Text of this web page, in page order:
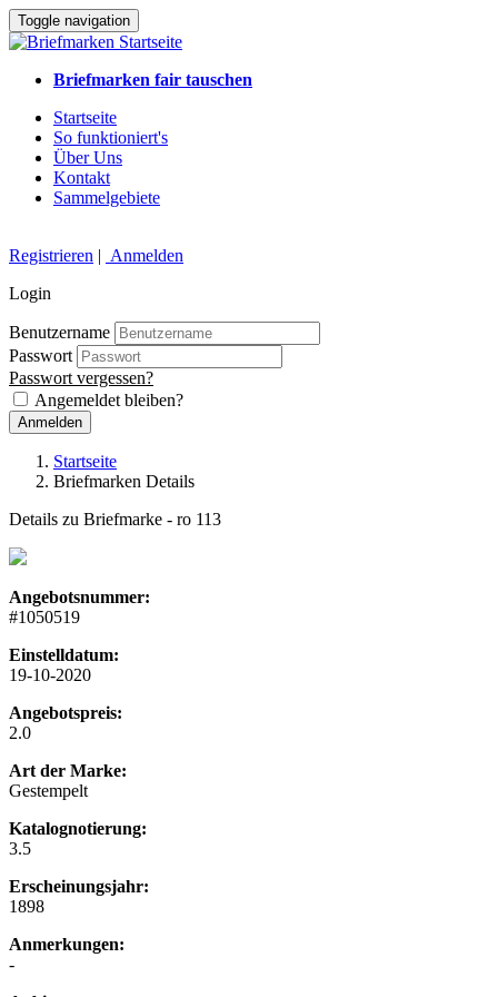
Toggle navigation
Briefmarken fair tauschen
Startseite
So funktioniert's
Über Uns
Kontakt
Sammelgebiete
Registrieren | Anmelden
Login
Benutzername
Passwort
Passwort vergessen?
Angemeldet bleiben?
Anmelden
Startseite
Briefmarken Details
Details zu Briefmarke - ro 113
Angebotsnummer:
#1050519
Einstelldatum:
19-10-2020
Angebotspreis:
2.0
Art der Marke:
Gestempelt
Katalognotierung:
3.5
Erscheinungsjahr:
1898
Anmerkungen:
-